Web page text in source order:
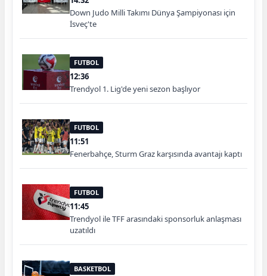
Down Judo Milli Takımı Dünya Şampiyonası için
İsveç'te
FUTBOL
12:36
Trendyol 1. Lig'de yeni sezon başlıyor
FUTBOL
11:51
Fenerbahçe, Sturm Graz karşısında avantajı kaptı
FUTBOL
11:45
Trendyol ile TFF arasındaki sponsorluk anlaşması
uzatıldı
BASKETBOL